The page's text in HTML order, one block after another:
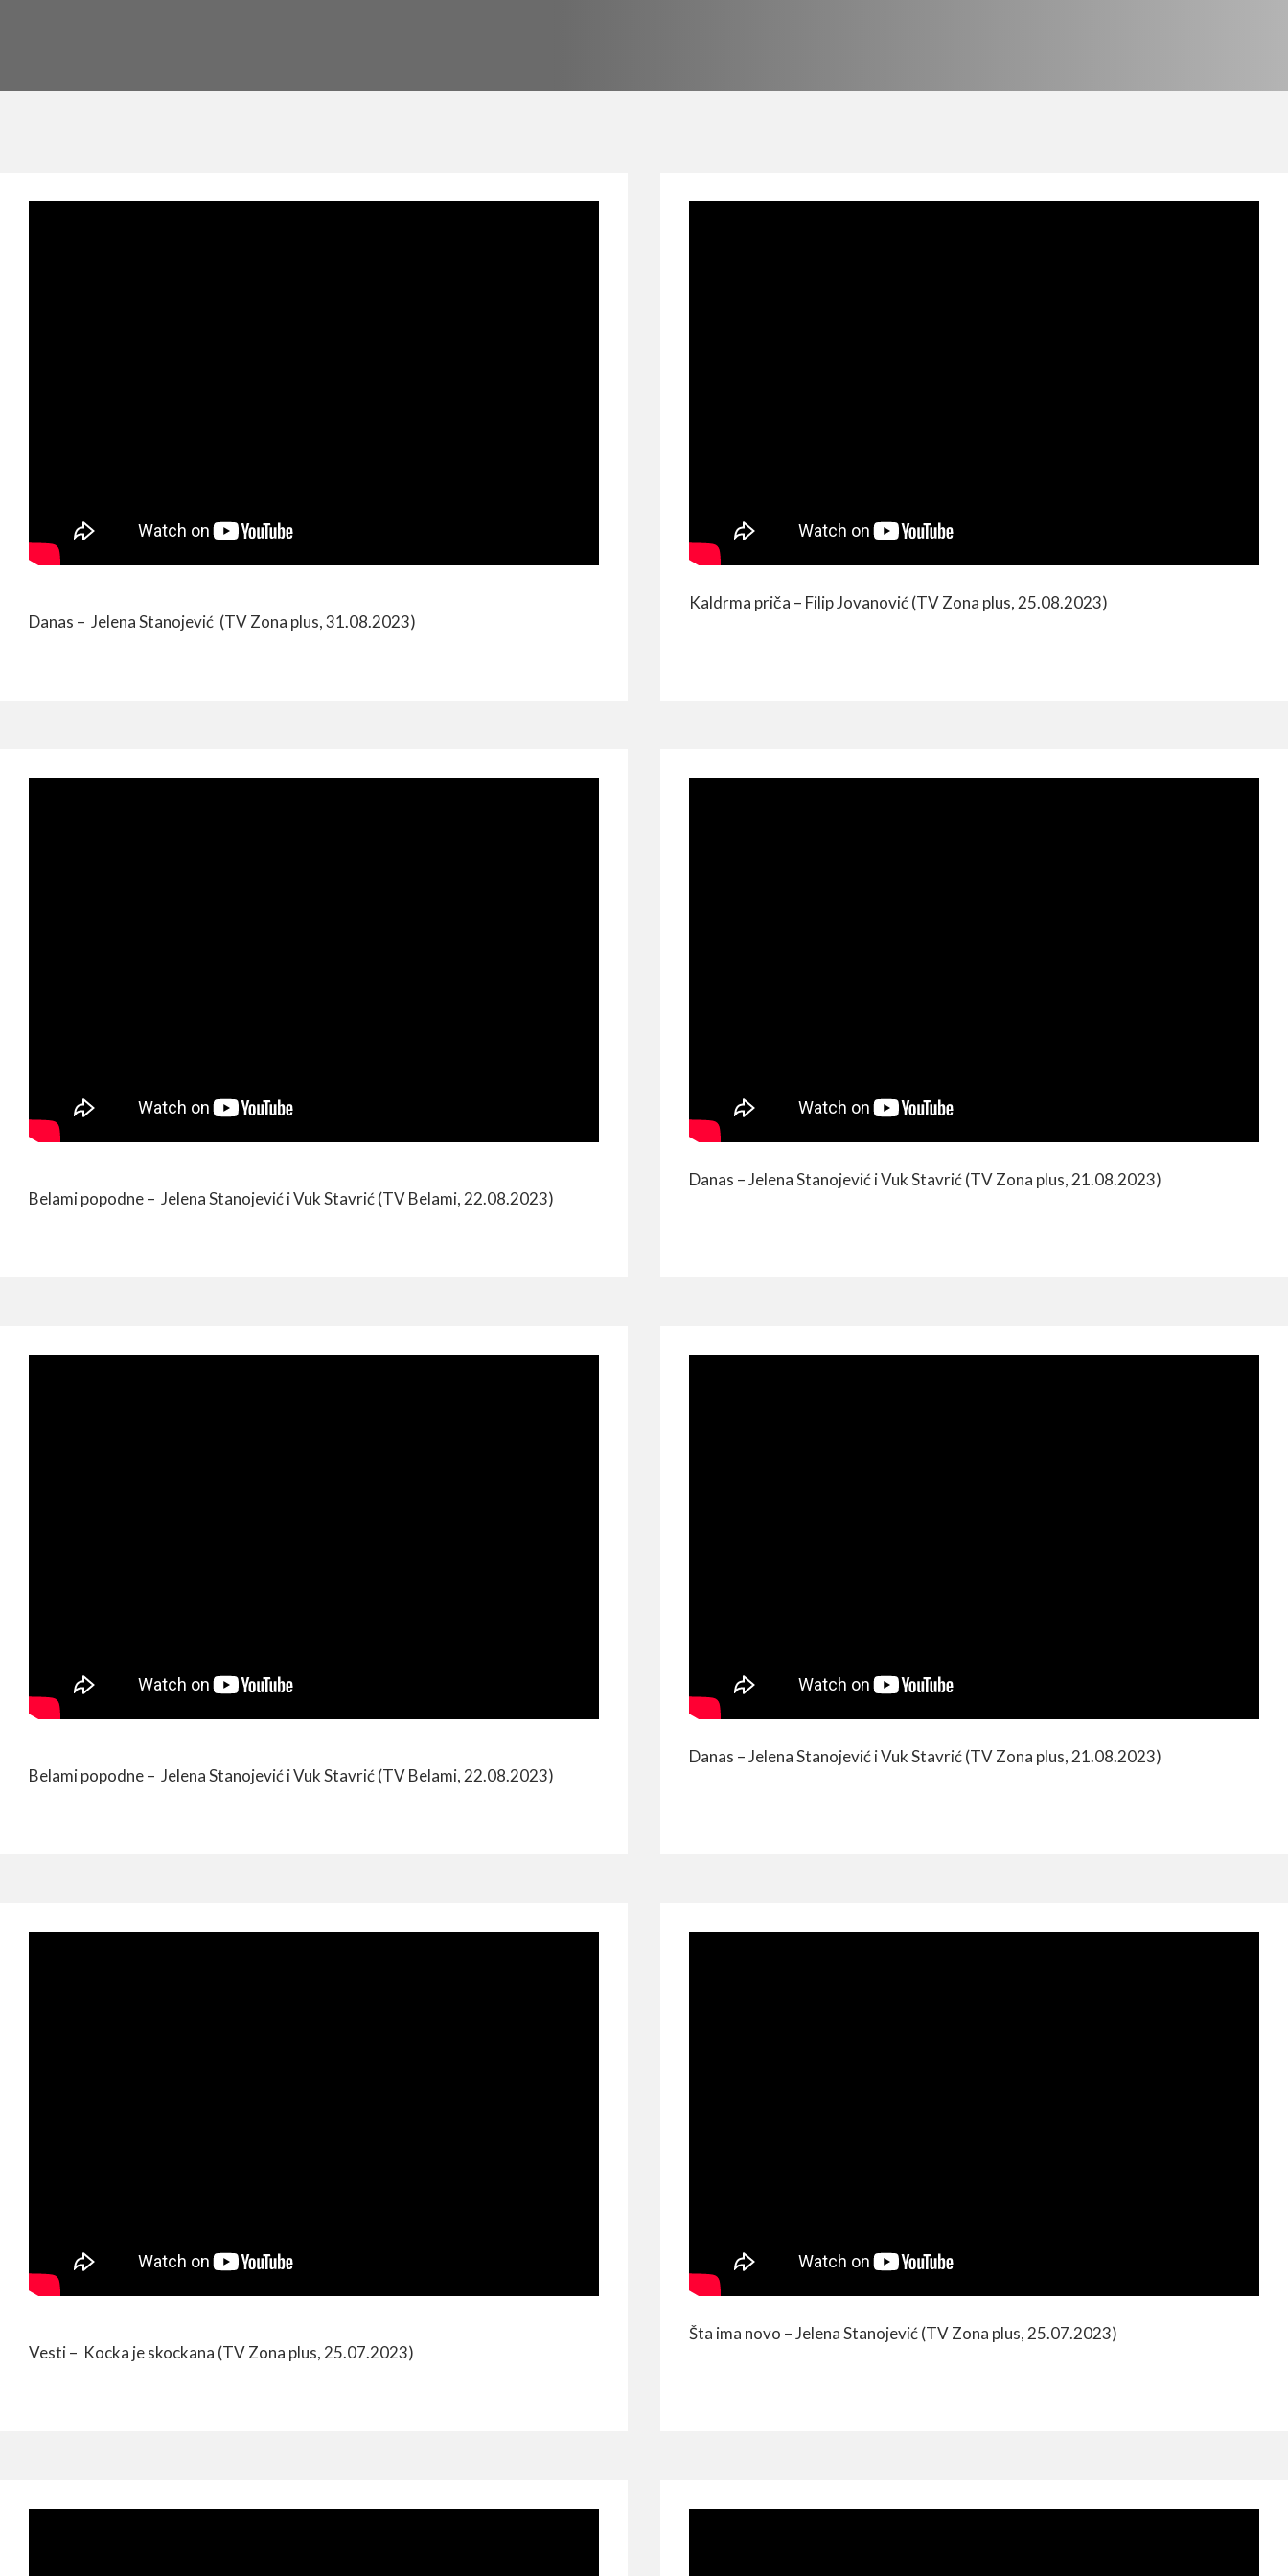
Danas – Jelena Stanojević (TV Zona plus, 31.08.2023)
Kaldrma priča – Filip Jovanović (TV Zona plus, 25.08.2023)
Belami popodne – Jelena Stanojević i Vuk Stavrić (TV Belami, 22.08.2023)
Danas – Jelena Stanojević i Vuk Stavrić (TV Zona plus, 21.08.2023)
Belami popodne – Jelena Stanojević i Vuk Stavrić (TV Belami, 22.08.2023)
Danas – Jelena Stanojević i Vuk Stavrić (TV Zona plus, 21.08.2023)
Vesti – Kocka je skockana (TV Zona plus, 25.07.2023)
Šta ima novo – Jelena Stanojević (TV Zona plus, 25.07.2023)